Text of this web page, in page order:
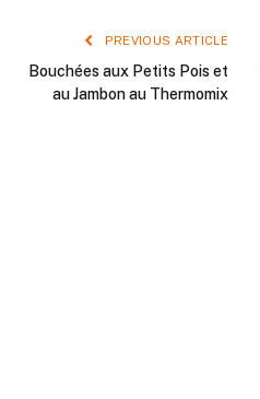
PREVIOUS ARTICLE
Bouchées aux Petits Pois et
au Jambon au Thermomix